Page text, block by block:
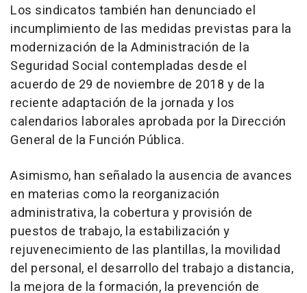
Los sindicatos también han denunciado el
incumplimiento de las medidas previstas para la
modernización de la Administración de la
Seguridad Social contempladas desde el
acuerdo de 29 de noviembre de 2018 y de la
reciente adaptación de la jornada y los
calendarios laborales aprobada por la Dirección
General de la Función Pública.
Asimismo, han señalado la ausencia de avances
en materias como la reorganización
administrativa, la cobertura y provisión de
puestos de trabajo, la estabilización y
rejuvenecimiento de las plantillas, la movilidad
del personal, el desarrollo del trabajo a distancia,
la mejora de la formación, la prevención de